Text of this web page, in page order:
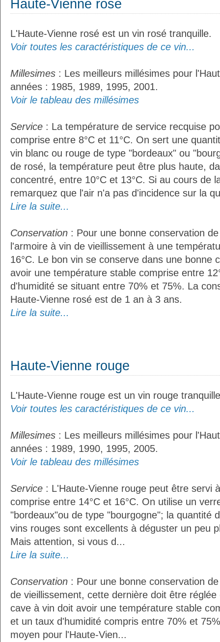
Haute-Vienne rosé
L'Haute-Vienne rosé est un vin rosé tranquille.
Voir toutes les caractéristiques de ce vin...
Millesimes : Les meilleurs millésimes pour
années : 1985, 1989, 1995, 2001.
Voir le tableau des millésimes
Service : La température de service recquise
comprise entre 8°C et 11°C. On sert une
vin blanc ou rouge de type "bordeaux" ou
de rosé, la température peut être plus haute,
concentré, entre 10°C et 13°C. Si au cours de
remarquez que l'air n'a pas d'incidence sur la
Lire la suite...
Conservation : Pour une bonne conservation
l'armoire à vin de vieillissement à une
16°C. Le bon vin se conserve dans une bonne
avoir une température stable comprise entre
d'humidité se situant entre 70% et 75%. La
Haute-Vienne rosé est de 1 an à 3 ans.
Lire la suite...
Haute-Vienne rouge
L'Haute-Vienne rouge est un vin rouge
Voir toutes les caractéristiques de ce vin...
Millesimes : Les meilleurs millésimes pour
années : 1989, 1990, 1995, 2005.
Voir le tableau des millésimes
Service : L'Haute-Vienne rouge peut être servi
comprise entre 14°C et 16°C. On utilise un
"bordeaux"ou de type "bourgogne"; la quantité
vins rouges sont excellents à déguster un peu
Mais attention, si vous d...
Lire la suite...
Conservation : Pour une bonne conservation
de vieillissement, cette dernière doit être réglée
cave à vin doit avoir une température stable
et un taux d'humidité compris entre 70% et
moyen pour l'Haute-Vien...